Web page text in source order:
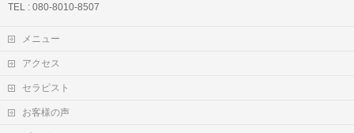
TEL : 080-8010-8507
メニュー
アクセス
セラピスト
お客様の声